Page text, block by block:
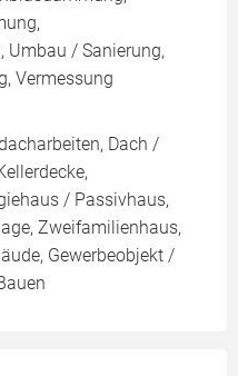
Umbau / Sanierung,
Vermessung
Dach /
/ Passivhaus,
Zweifamilienhaus,
Gewerbeobjekt /